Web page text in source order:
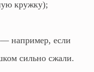
кружку);
например, если
сильно сжали.